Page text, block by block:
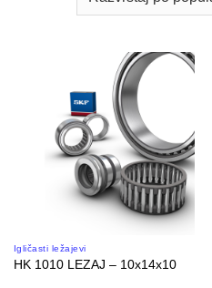
Igličasti ležajevi
HK 1010 LEZAJ – 10x14x10